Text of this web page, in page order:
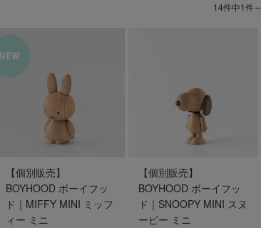
14件中1件
【個別販売】
BOYHOOD ボーイフッ
ド｜MIFFY MINI ミッフ
ィー ミニ
【個別販売】
BOYHOOD ボーイフッ
ド｜SNOOPY MINI スヌ
ーピー ミニ